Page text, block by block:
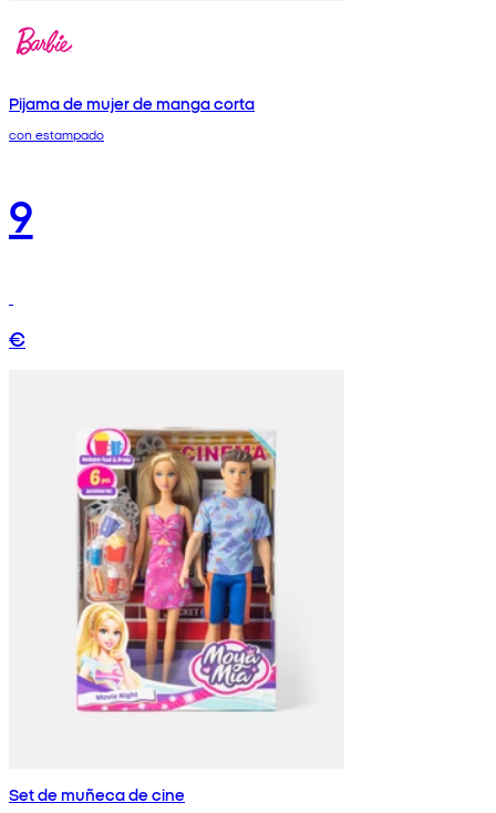
Pijama de mujer de manga corta
con estampado
9
€
Set de muñeca de cine